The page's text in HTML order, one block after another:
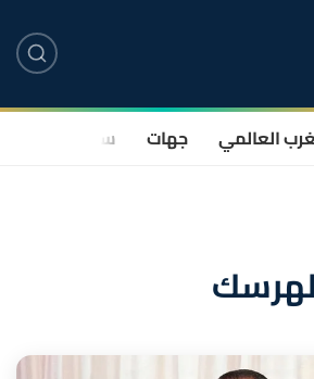
العالمي جهات سياسة